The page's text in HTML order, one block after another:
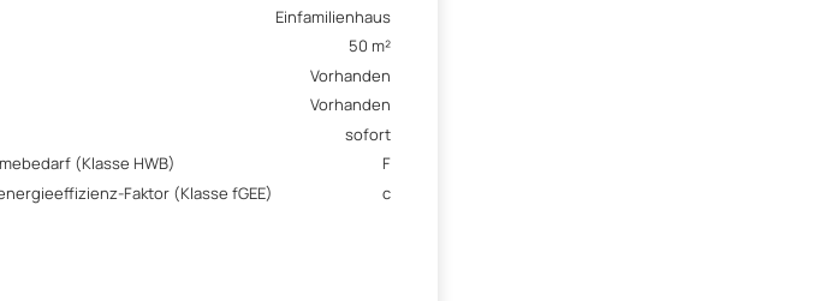
Einfamilienhaus
50 m²
Vorhanden
Vorhanden
sofort
(Klasse HWB)
F
Faktor (Klasse fGEE)
c